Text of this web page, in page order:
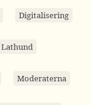
Digitalisering
Lathund
Moderaterna